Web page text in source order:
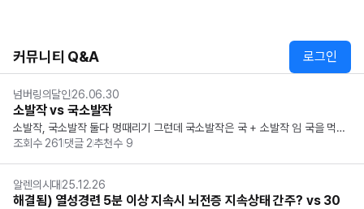
커뮤니티 Q&A 로그인
넘버링의달인26.06.30
소발작 vs 국소발작
소발작, 국소발작 둘다 멍때리기 그런데 국소발작은 국 + 소발작 임 국을 먹으
면 입맛을 쩝쩝거림 = 자동증 국은 멀리서도 냄새가 남 = 환후(전조증상)
조회수 261 댓글 2추천수 9
알렌의시대25.12.26
해결됨) 열성경련 5분 이상 지속시 뇌전증 지속상태 간주? vs 30